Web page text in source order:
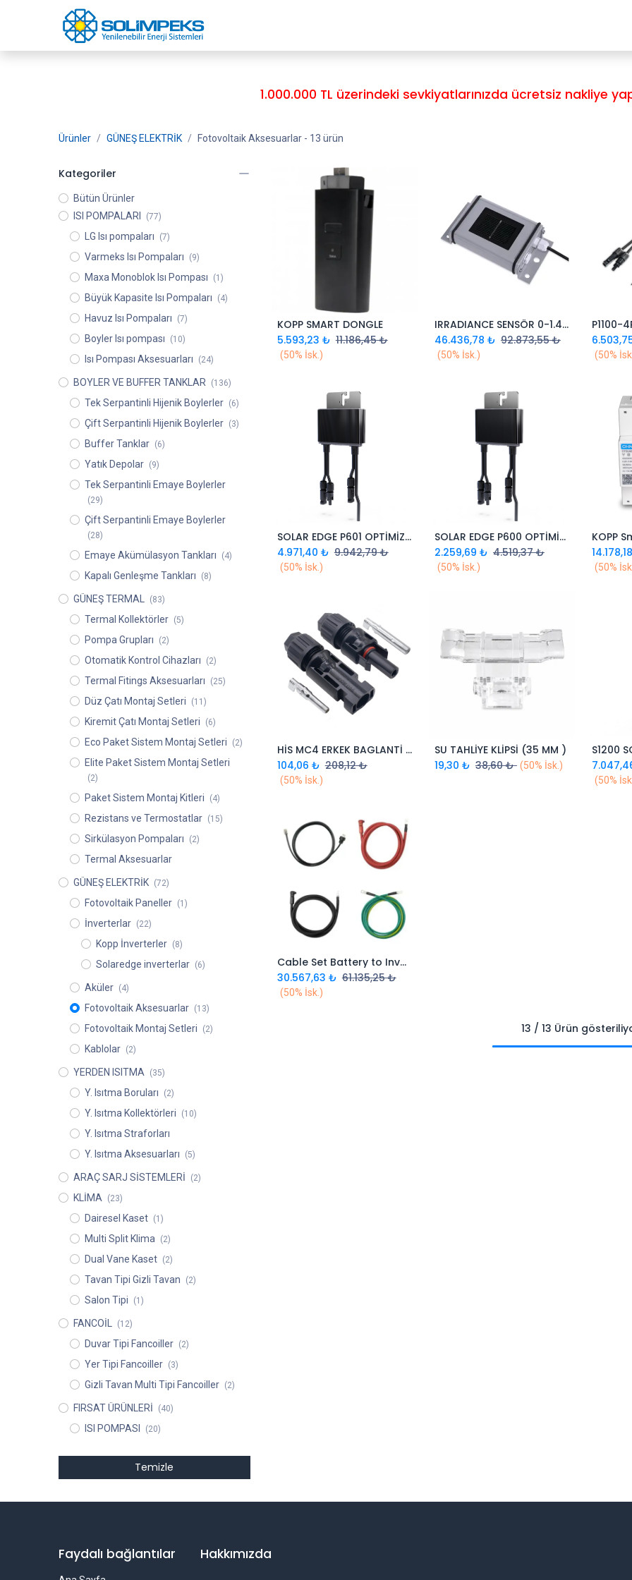
Skip to Content
1.000.000 TL üzerindeki sevkiyatlarınızda ücretsiz nakliye
Ürünler GÜNEŞ ELEKTRİK Fotovoltaik Aksesuarlar- 13 ürün
Kategoriler
Bütün Ürünler
ISI POMPALARI
(77)
LG Isı pompaları (7)
Varmeks Isı Pompaları (9)
Maxa Monoblok Isı Pompası (1)
Büyük Kapasite Isı Pompaları (4)
Havuz Isı Pompaları (7)
Boyler Isı pompası (10)
Isı Pompası Aksesuarları (24)
BOYLER VE BUFFER TANKLAR (136)
Tek Serpantinli Hijenik Boylerler (6)
Çift Serpantinli Hijenik Boylerler (3)
Buffer Tanklar (6)
Yatık Depolar (9)
Tek Serpantinli Emaye Boylerler
(29)
Çift Serpantinli Emaye Boylerler
(28)
Emaye Akümülasyon Tankları (4)
Kapalı Genleşme Tankları (8)
GÜNEŞ TERMAL (83)
Termal Kollektörler (5)
Pompa Grupları (2)
Otomatik Kontrol Cihazları (2)
Termal Fitings Aksesuarları (25)
Düz Çatı Montaj Setleri (11)
Kiremit Çatı Montaj Setleri (6)
Eco Paket Sistem Montaj Setleri (2)
Elite Paket Sistem Montaj Setleri
(2)
Paket Sistem Montaj Kitleri (4)
Rezistans ve Termostatlar (15)
Sirkülasyon Pompaları (2)
Termal Aksesuarlar
GÜNEŞ ELEKTRİK (72)
Fotovoltaik Paneller (1)
İnverterlar (22)
Kopp İnverterler (8)
Solaredge inverterlar (6)
Aküler (4)
Fotovoltaik Aksesuarlar (13)
Fotovoltaik Montaj Setleri (2)
Kablolar (2)
YERDEN ISITMA (35)
Y. Isıtma Boruları (2)
Y. Isıtma Kollektörleri (10)
Y. Isıtma Straforları
Y. Isıtma Aksesuarları
(5)
ARAÇ SARJ SİSTEMLERİ (2)
KLİMA (23)
Dairesel Kaset (1)
Multi Split Klima (2)
Dual Vane Kaset (2)
Tavan Tipi Gizli Tavan (2)
Salon Tipi (1)
FANCOİL (12)
Duvar Tipi Fancoiller (2)
Yer Tipi Fancoiller (3)
Gizli Tavan Multi Tipi Fancoiller (2)
FIRSAT ÜRÜNLERİ (40)
ISI POMPASI (20)
Temizle
Sepete Ekle
KOPP SMART DONGLE
5.593,23 ₺ 11.186,45₺
(50% İsk.)
Sepete Ekle
IRRADIANCE SENSÖR 0-1.4V SOLAR EDGE
46.436,78 ₺ 92.873,55₺
(50% İsk.) (50%
Sepete Ekle
SOLAR EDGE P601 OPTİMİZER(500-550 W PANELLERE UYUMLU )
4.971,40 ₺ 9.942,79₺
(50% İsk.)
Sepete Ekle
SOLAR EDGE P600 OPTİMİZER(400 W PANELLERE UYUMLU )
2.259,69 ₺ 4.519,37₺
(50% İsk.)
KOPP
(50%
Sepete Ekle
HİS MC4 ERKEK BAGLANTİ KONNEKTÖRÜ
104,06 ₺ 208,12₺
(50% İsk.)
Sepete Ekle
SU TAHLİYE KLİPSİ (35 MM )
19,30 ₺ 38,60₺ (50% İsk.)
(50%
Sepete Ekle
Cable Set Battery to Inverter
30.567,63 ₺ 61.135,25₺
(50% İsk.)
13 / 13 Ürün
Faydalı bağlantılar Hakkımızda